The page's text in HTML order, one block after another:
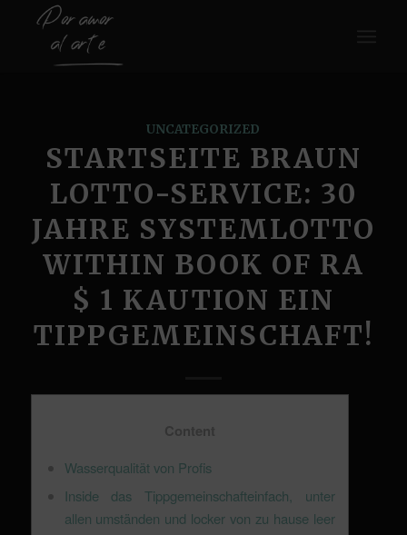
UNCATEGORIZED
STARTSEITE BRAUN
LOTTO-SERVICE: 30
JAHRE SYSTEMLOTTO
WITHIN BOOK OF RA
$ 1 KAUTION EIN
TIPPGEMEINSCHAFT!
Wasserqualität von Profis
Inside das Tippgemeinschafteinfach, unter
allen umständen und locker von zu hause leer